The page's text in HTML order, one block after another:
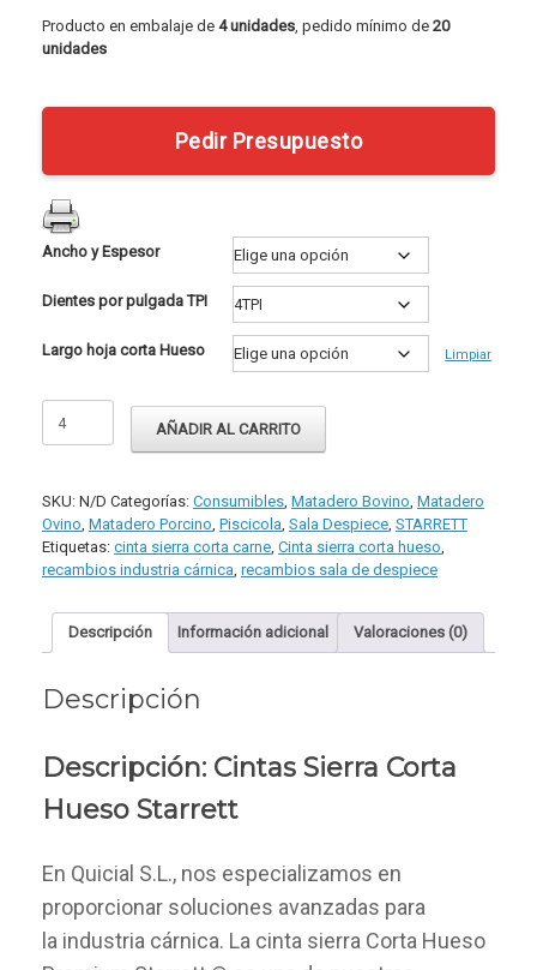
Producto en embalaje de 4 unidades, pedido mínimo de 20
unidades
Pedir Presupuesto
Ancho y Espesor
Dientes por pulgada TPI
Largo hoja corta Hueso Limpiar
Sierra
Premium
Starrett
cantidad
AÑADIR AL CARRITO
SKU: N/D Categorías: Consumibles Matadero Bovino Matadero
Ovino Matadero Porcino Piscicola Sala Despiece STARRETT
Etiquetas: cinta sierra corta carne Cinta sierra corta hueso
recambios industria cárnica recambios sala de despiece
Descripción Información adicional Valoraciones (0)
Descripción
Descripción: Cintas Sierra Corta
Hueso Starrett
En Quicial S.L., nos especializamos en
proporcionar soluciones avanzadas para
la industria cárnica. La cinta sierra Corta Hueso